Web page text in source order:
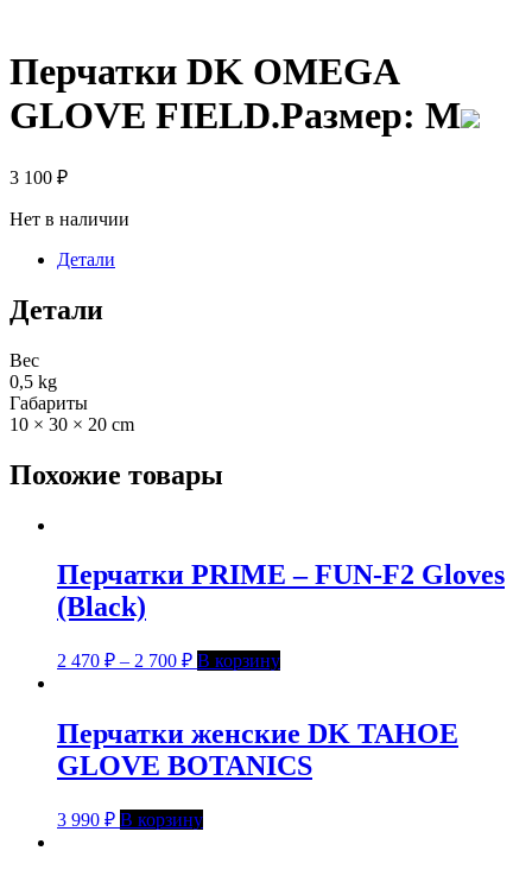
Перчатки DK OMEGA
GLOVE FIELD.Размер: M
3 100 ₽
Нет в наличии
Детали
Детали
Вес
0,5 kg
Габариты
10 × 30 × 20 cm
Похожие товары
Перчатки PRIME – FUN-F2 Gloves
(Black)
2 470 ₽ – 2 700 ₽ В корзину
Перчатки женские DK TAHOE
GLOVE BOTANICS
3 990 ₽ В корзину